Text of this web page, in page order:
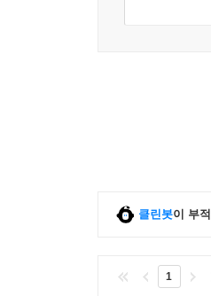
곰퍼츠는 결코 지
윌 곰퍼츠는 당신
그는 예술에 대한
클린봇이 부
1